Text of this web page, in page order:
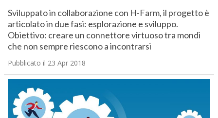
Sviluppato in collaborazione con H-Farm, il progetto è
articolato in due fasi: esplorazione e sviluppo.
Obiettivo: creare un connettore virtuoso tra mondi
che non sempre riescono a incontrarsi
Pubblicato il 23 Apr 2018